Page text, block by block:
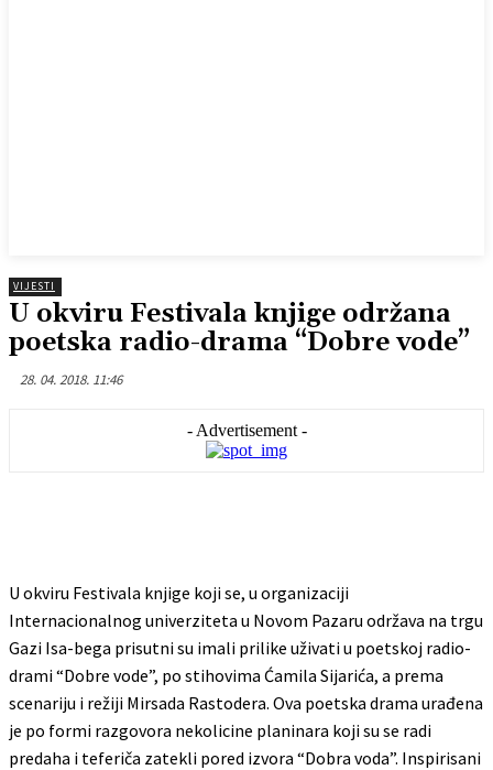
VIJESTI
U okviru Festivala knjige održana
poetska radio-drama “Dobre vode”
28. 04. 2018. 11:46
- Advertisement -
U okviru Festivala knjige koji se, u organizaciji
Internacionalnog univerziteta u Novom Pazaru održava na trgu
Gazi Isa-bega prisutni su imali prilike uživati u poetskoj radio-
drami “Dobre vode”, po stihovima Ćamila Sijarića, a prema
scenariju i režiji Mirsada Rastodera. Ova poetska drama urađena
je po formi razgovora nekolicine planinara koji su se radi
predaha i teferiča zatekli pored izvora “Dobra voda”. Inspirisani